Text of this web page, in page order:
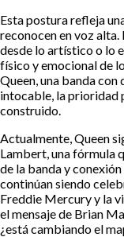
Esta postura refleja
reconocen en voz alta.
desde lo artístico o lo
físico y emocional de
Queen, una banda
intocable, la prioridad
construido.
Actualmente, Queen
Lambert, una fórmula
de la banda y
continúan siendo
Freddie Mercury y la
el mensaje de Brian
¿está cambiando el